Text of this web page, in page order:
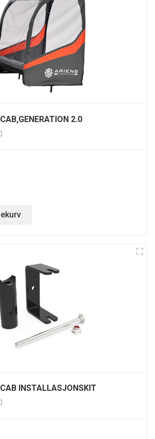
2.0
INSTALLASJONSKIT